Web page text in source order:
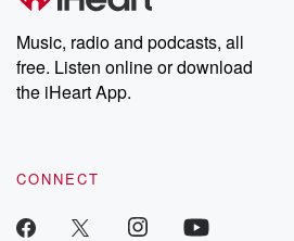
Music, radio and podcasts, all
free. Listen online or download
the iHeart App.
CONNECT